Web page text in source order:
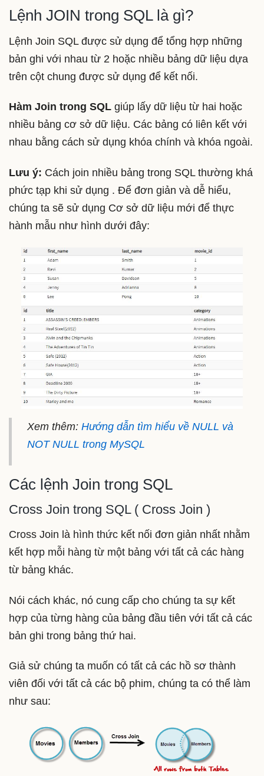
Lệnh JOIN trong SQL là gì?
Lệnh Join SQL được sử dụng để tổng hợp những
bản ghi với nhau từ 2 hoặc nhiều bảng dữ liệu dựa
trên cột chung được sử dụng để kết nối.
Hàm Join trong SQL giúp lấy dữ liệu từ hai hoặc
nhiều bảng cơ sở dữ liệu. Các bảng có liên kết với
nhau bằng cách sử dụng khóa chính và khóa ngoài.
Lưu ý: Cách join nhiều bảng trong SQL thường khá
phức tạp khi sử dụng . Để đơn giản và dễ hiểu,
chúng ta sẽ sử dụng Cơ sở dữ liệu mới để thực
hành mẫu như hình dưới đây:
Xem thêm: Hướng dẫn tìm hiểu về NULL và
NOT NULL trong MySQL
Các lệnh Join trong SQL
Cross Join trong SQL ( Cross Join )
Cross Join là hình thức kết nối đơn giản nhất nhằm
kết hợp mỗi hàng từ một bảng với tất cả các hàng
từ bảng khác.
Nói cách khác, nó cung cấp cho chúng ta sự kết
hợp của từng hàng của bảng đầu tiên với tất cả các
bản ghi trong bảng thứ hai.
Giả sử chúng ta muốn có tất cả các hồ sơ thành
viên đối với tất cả các bộ phim, chúng ta có thể làm
như sau: